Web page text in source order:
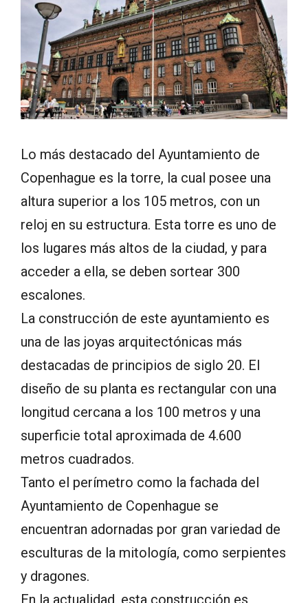
Lo más destacado del Ayuntamiento de
Copenhague es la torre, la cual posee una
altura superior a los 105 metros, con un
reloj en su estructura. Esta torre es uno de
los lugares más altos de la ciudad, y para
acceder a ella, se deben sortear 300
escalones.
La construcción de este ayuntamiento es
una de las joyas arquitectónicas más
destacadas de principios de siglo 20. El
diseño de su planta es rectangular con una
longitud cercana a los 100 metros y una
superficie total aproximada de 4.600
metros cuadrados.
Tanto el perímetro como la fachada del
Ayuntamiento de Copenhague se
encuentran adornadas por gran variedad de
esculturas de la mitología, como serpientes
y dragones.
En la actualidad, esta construcción es